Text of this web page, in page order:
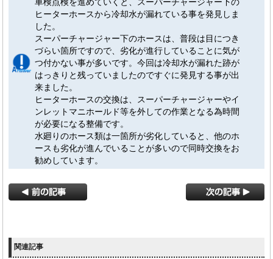
車検点検を進めていくと、スーパーチャージャー下の
ヒーターホースから冷却水が漏れている事を発見しま
した。
スーパーチャージャー下のホースは、普段は目につき
づらい箇所ですので、劣化が進行していることに気が
つ付かない事が多いです。今回は冷却水が漏れた跡が
はっきりと残っていましたのですぐに発見する事が出
来ました。
ヒーターホースの交換は、スーパーチャージャーやイ
ンレットマニホールド等を外しての作業となる為時間
が必要になる整備です。
水廻りのホース類は一箇所が劣化していると、他のホ
ースも劣化が進んでいることが多いので同時交換をお
勧めしています。
関連記事